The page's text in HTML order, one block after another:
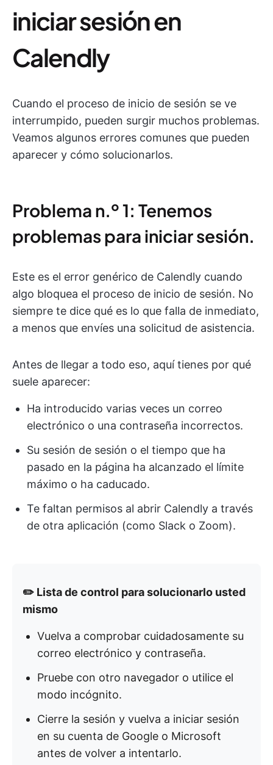
iniciar sesión en
Calendly
Cuando el proceso de inicio de sesión se ve
interrumpido, pueden surgir muchos problemas.
Veamos algunos errores comunes que pueden
aparecer y cómo solucionarlos.
Problema n.º 1: Tenemos
problemas para iniciar sesión.
Este es el error genérico de Calendly cuando
algo bloquea el proceso de inicio de sesión. No
siempre te dice qué es lo que falla de inmediato,
a menos que envíes una solicitud de asistencia.
Antes de llegar a todo eso, aquí tienes por qué
suele aparecer:
Ha introducido varias veces un correo
electrónico o una contraseña incorrectos.
Su sesión de sesión o el tiempo que ha
pasado en la página ha alcanzado el límite
máximo o ha caducado.
Te faltan permisos al abrir Calendly a través
de otra aplicación (como Slack o Zoom).
✏️ Lista de control para solucionarlo usted
mismo
Vuelva a comprobar cuidadosamente su
correo electrónico y contraseña.
Pruebe con otro navegador o utilice el
modo incógnito.
Cierre la sesión y vuelva a iniciar sesión
en su cuenta de Google o Microsoft
antes de volver a intentarlo.